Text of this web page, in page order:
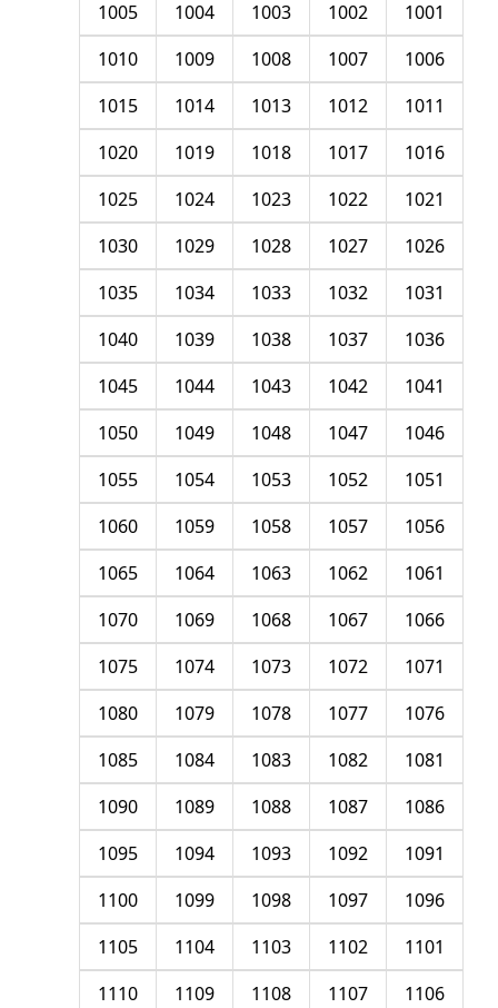
1001
1002
1003
1004
1005
1006
1007
1008
1009
1010
1011
1012
1013
1014
1015
1016
1017
1018
1019
1020
1021
1022
1023
1024
1025
1026
1027
1028
1029
1030
1031
1032
1033
1034
1035
1036
1037
1038
1039
1040
1041
1042
1043
1044
1045
1046
1047
1048
1049
1050
1051
1052
1053
1054
1055
1056
1057
1058
1059
1060
1061
1062
1063
1064
1065
1066
1067
1068
1069
1070
1071
1072
1073
1074
1075
1076
1077
1078
1079
1080
1081
1082
1083
1084
1085
1086
1087
1088
1089
1090
1091
1092
1093
1094
1095
1096
1097
1098
1099
1100
1101
1102
1103
1104
1105
1106
1107
1108
1109
1110